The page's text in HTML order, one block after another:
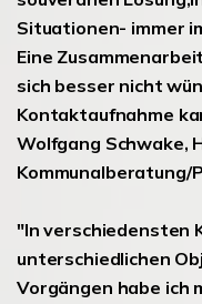
Situationen- immer
Eine
sich besser nicht
Kontaktaufnahme
Wolfgang Schwake,
"In verschiedensten
unterschiedlichen
Vorgängen habe ich